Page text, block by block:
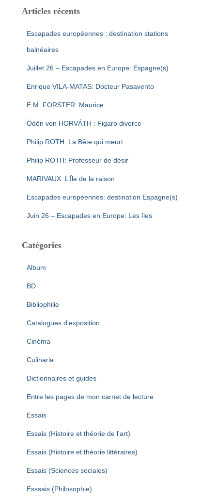
Articles récents
Escapades européennes : destination stations
balnéaires
Juillet 26 – Escapades en Europe: Espagne(s)
Enrique VILA-MATAS: Docteur Pasavento
E.M. FORSTER: Maurice
Ödön von HORVÁTH : Figaro divorce
Philip ROTH: La Bête qui meurt
Philip ROTH: Professeur de désir
MARIVAUX: L’Île de la raison
Escapades européennes: destination Espagne(s)
Juin 26 – Escapades en Europe: Les îles
Catégories
Album
BD
Bibliophilie
Catalogues d'exposition
Cinéma
Culinaria
Dictionnaires et guides
Entre les pages de mon carnet de lecture
Essais
Essais (Histoire et théorie de l'art)
Essais (Histoire et théorie littéraires)
Essais (Sciences sociales)
Esssais (Philosophie)